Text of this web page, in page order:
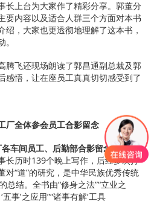
长上台为大家作了精彩分享。郭董分
要内容以及适合人群三个方面对本书
绍，大家也更透彻地理解了这本书，
腾飞还现场朗读了郭昌通副总裁及郭
感悟，让在座员工真真切切感受到了
厂全体参会员工合影留念
车间员工、后勤部合影留念
长历时139个晚上写作，后经多次打
对“道”的研究，是中华民族优秀传统
结。全书由“修身之法”“立业之
事’之应用”“诸事有解‘工具